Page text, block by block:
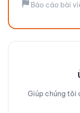
Báo cáo bài
Giúp chúng tôi